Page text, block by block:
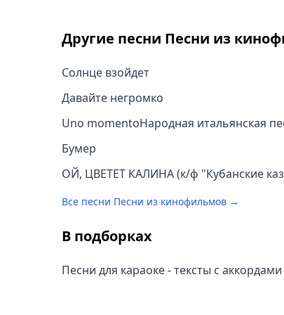
Другие песни Песни из
Солнце взойдет
Давайте негромко
Uno momentoHародная итальянская
Бумер
ОЙ, ЦВЕТЕТ КАЛИНА (к/ф "Кубанские
Все песни Песни из кинофильмов →
В подборках
Песни для караоке - тексты с аккордами